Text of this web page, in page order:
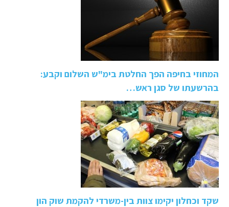
המחוזי בחיפה הפך החלטת בימ"ש השלום וקבע:
בהרשעתו של סגן ראש…
שקד וכחלון יקימו צוות בין-משרדי להקמת שוק הון